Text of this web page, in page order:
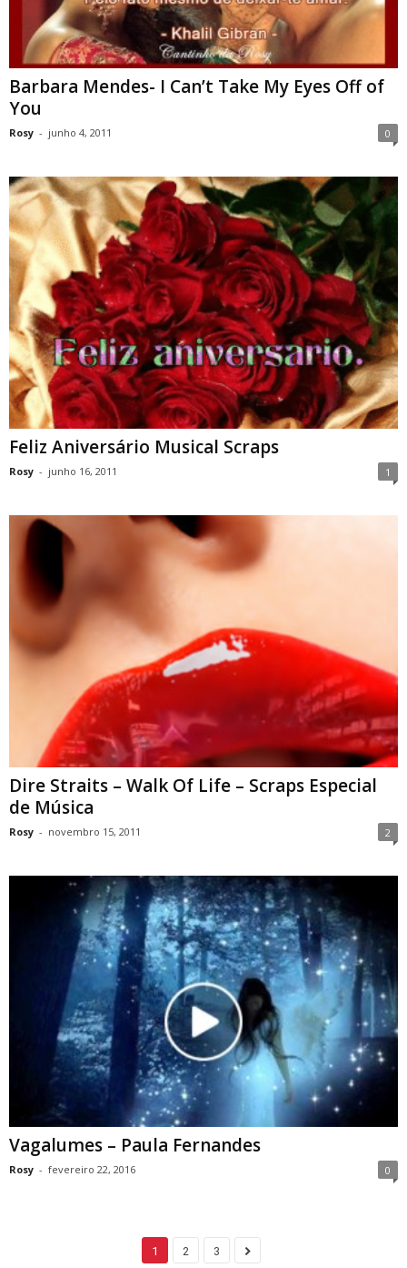
Barbara Mendes- I Can’t Take My Eyes Off of
You
Rosy - junho 4, 2011 0
Feliz Aniversário Musical Scraps
Rosy - junho 16, 2011 1
Dire Straits – Walk Of Life – Scraps Especial
de Música
Rosy - novembro 15, 2011 2
Vagalumes – Paula Fernandes
Rosy - fevereiro 22, 2016 0
1 2 3